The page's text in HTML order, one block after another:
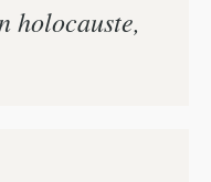
holocauste,